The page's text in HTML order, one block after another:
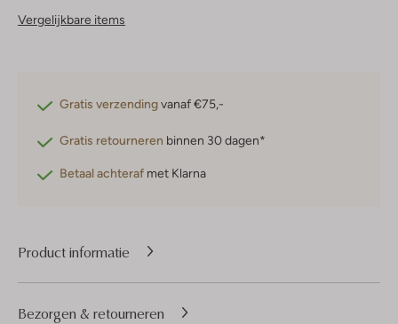
Vergelijkbare items
Gratis verzendingvanaf €75,-
Gratis retourneren binnen 30 dagen*
Betaal achteraf met Klarna
Product informatie
Bezorgen & retourneren